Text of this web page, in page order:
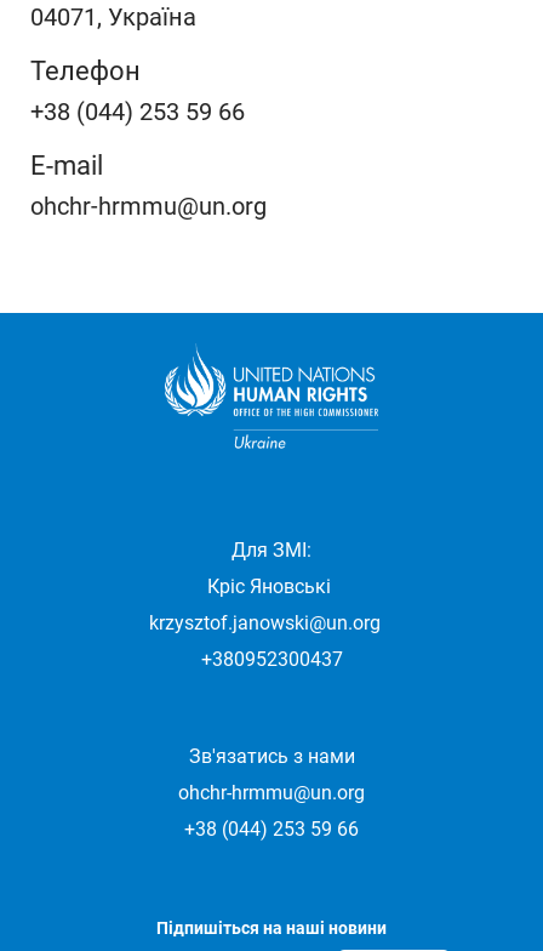
04071, Україна
Телефон
+38 (044) 253 59 66
E-mail
ohchr-hrmmu@un.org
Для ЗМІ:
Кріс Яновські
krzysztof.janowski@un.org
+380952300437
Зв'язатись з нами
ohchr-hrmmu@un.org
+38 (044) 253 59 66
Підпишіться на наші новини